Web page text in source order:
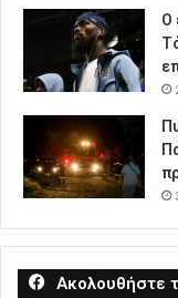
Ο
Ακολουθήστε